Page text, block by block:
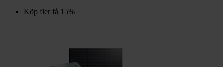
Köp fler få 15%